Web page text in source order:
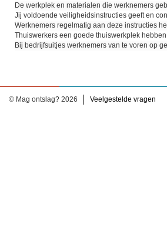
De werkplek en materialen die werknemers
Jij voldoende veiligheidsinstructies geeft en
Werknemers regelmatig aan deze instructies
Thuiswerkers een goede thuiswerkplek
Bij bedrijfsuitjes werknemers van te voren op
© Mag ontslag? 2026 Veelgestelde vragen